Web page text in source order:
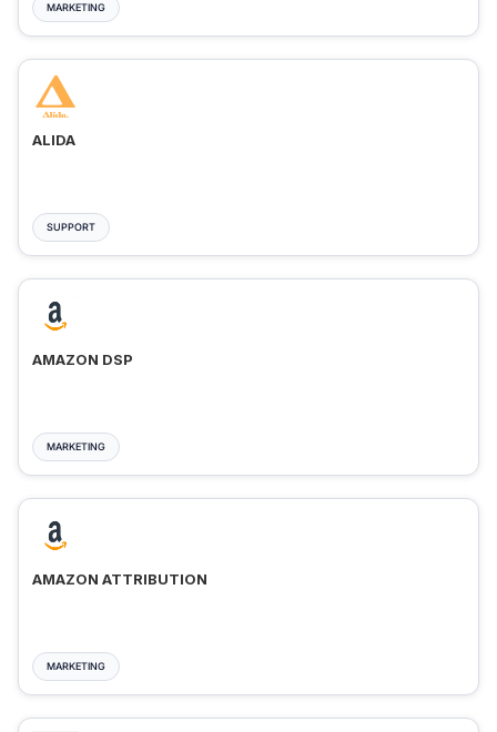
MARKETING
ALIDA
SUPPORT
AMAZON DSP
MARKETING
AMAZON ATTRIBUTION
MARKETING